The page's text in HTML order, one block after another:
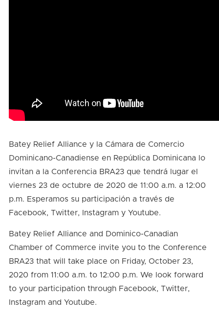
Batey Relief Alliance y la Cámara de Comercio
Dominicano-Canadiense en República Dominicana lo
invitan a la Conferencia BRA23 que tendrá lugar el
viernes 23 de octubre de 2020 de 11:00 a.m. a 12:00
p.m. Esperamos su participación a través de
Facebook, Twitter, Instagram y Youtube.
Batey Relief Alliance and Dominico-Canadian
Chamber of Commerce invite you to the Conference
BRA23 that will take place on Friday, October 23,
2020 from 11:00 a.m. to 12:00 p.m. We look forward
to your participation through Facebook, Twitter,
Instagram and Youtube.